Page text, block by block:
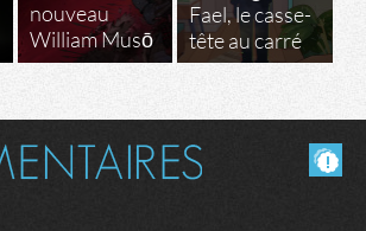
nouveau
William Musō
Fael, le casse-
tête au carré
Masquer les commentaires lus.